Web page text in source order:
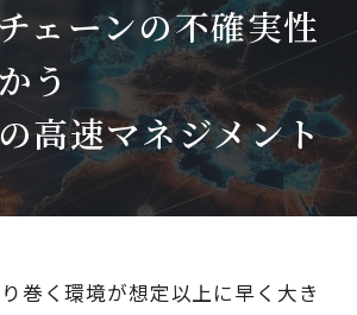
ェーンの不確実性
う
高速マネジメント
巻く環境が想定以上に早く大き